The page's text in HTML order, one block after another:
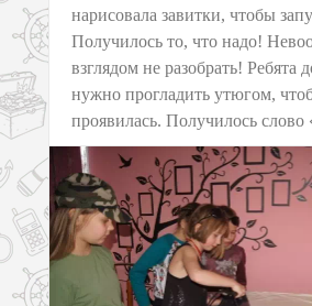
нарисовала завитки, чтобы
Получилось то, что надо!
взглядом не разобрать! Ребята
нужно прогладить утюгом,
проявилась. Получилось слово